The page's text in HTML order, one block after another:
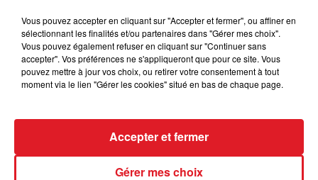
FIL D'ACTUS
Vous pouvez accepter en cliquant sur "Accepter et fermer", ou affiner en
sélectionnant les finalités et/ou partenaires dans "Gérer mes choix".
Vous pouvez également refuser en cliquant sur "Continuer sans
accepter". Vos préférences ne s'appliqueront que pour ce site. Vous
pouvez mettre à jour vos choix, ou retirer votre consentement à tout
moment via le lien "Gérer les cookies" situé en bas de chaque page.
Gérer mes choix
Accepter et fermer